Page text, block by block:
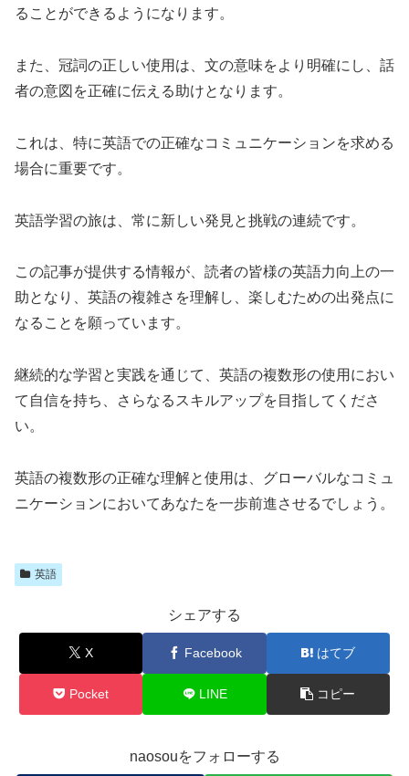
ることができるようになります。
また、冠詞の正しい使用は、文の意味をより明確にし、話
者の意図を正確に伝える助けとなります。
これは、特に英語での正確なコミュニケーションを求める
場合に重要です。
英語学習の旅は、常に新しい発見と挑戦の連続です。
この記事が提供する情報が、読者の皆様の英語力向上の一
助となり、英語の複雑さを理解し、楽しむための出発点に
なることを願っています。
継続的な学習と実践を通じて、英語の複数形の使用におい
て自信を持ち、さらなるスキルアップを目指してくださ
い。
英語の複数形の正確な理解と使用は、グローバルなコミュ
ニケーションにおいてあなたを一歩前進させるでしょう。
英語
シェアする
X Facebook はてブ
Pocket LINE コピー
naosouをフォローする